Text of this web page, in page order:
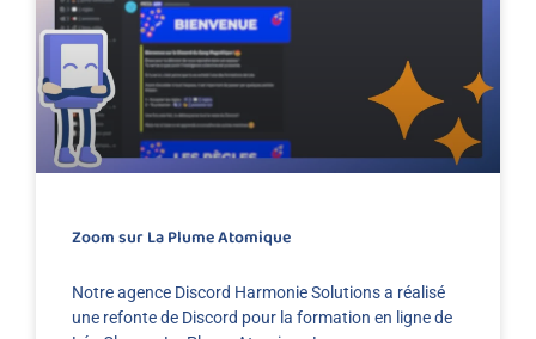
Zoom sur La Plume Atomique
Notre agence Discord Harmonie Solutions a réalisé
une refonte de Discord pour la formation en ligne de